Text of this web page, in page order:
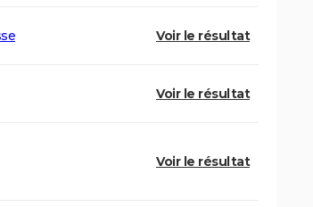
Voir le résultat
Voir le résultat
Voir le résultat